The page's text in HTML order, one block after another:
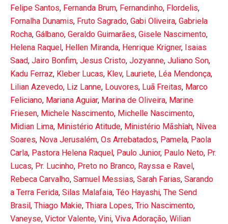
Felipe Santos, Fernanda Brum, Fernandinho, Flordelis,
Fornalha Dunamis, Fruto Sagrado, Gabi Oliveira, Gabriela
Rocha, Gálbano, Geraldo Guimarães, Gisele Nascimento,
Helena Raquel, Hellen Miranda, Henrique Krigner, Isaias
Saad, Jairo Bonfim, Jesus Cristo, Jozyanne, Juliano Son,
Kadu Ferraz, Kleber Lucas, Klev, Lauriete, Léa Mendonça,
Lilian Azevedo, Liz Lanne, Louvores, Luã Freitas, Marco
Feliciano, Mariana Aguiar, Marina de Oliveira, Marine
Friesen, Michele Nascimento, Michelle Nascimento,
Midian Lima, Ministério Atitude, Ministério Mãshîah, Nívea
Soares, Nova Jerusalém, Os Arrebatados, Pamela, Paola
Carla, Pastora Helena Raquel, Paulo Junior, Paulo Neto, Pr.
Lucas, Pr. Lucinho, Preto no Branco, Rayssa e Ravel,
Rebeca Carvalho, Samuel Messias, Sarah Farias, Sarando
a Terra Ferida, Silas Malafaia, Téo Hayashi, The Send
Brasil, Thiago Makie, Thiara Lopes, Trio Nascimento,
Vaneyse, Victor Valente, Vini, Viva Adoração, Wilian